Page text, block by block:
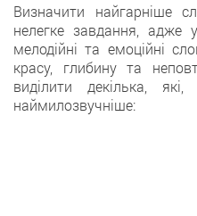
Визначити найгарніше
нелегке завдання, адже
мелодійні та емоційні
красу, глибину та
виділити декілька,
наймилозвучніше: